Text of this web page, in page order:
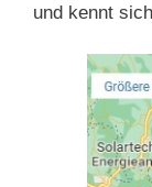
und kennt